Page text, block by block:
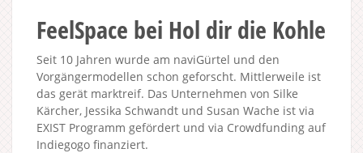
FeelSpace bei Hol dir die Kohle
Seit 10 Jahren wurde am naviGürtel und den
Vorgängermodellen schon geforscht. Mittlerweile ist
das gerät marktreif. Das Unternehmen von Silke
Kärcher, Jessika Schwandt und Susan Wache ist via
EXIST Programm gefördert und via Crowdfunding auf
Indiegogo finanziert.